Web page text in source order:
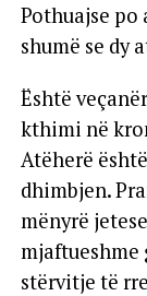
Pothuajse po
shumë se dy
Është
kthimi në
Atëherë
dhimbjen.
mënyrë
mjaftueshme
stërvitje të